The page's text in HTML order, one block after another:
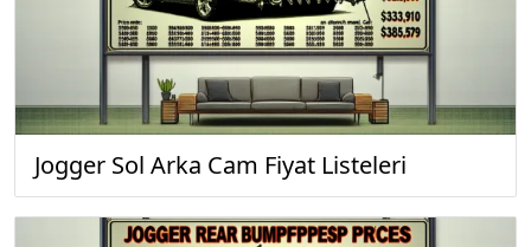
Jogger Sol Arka Cam Fiyat Listeleri